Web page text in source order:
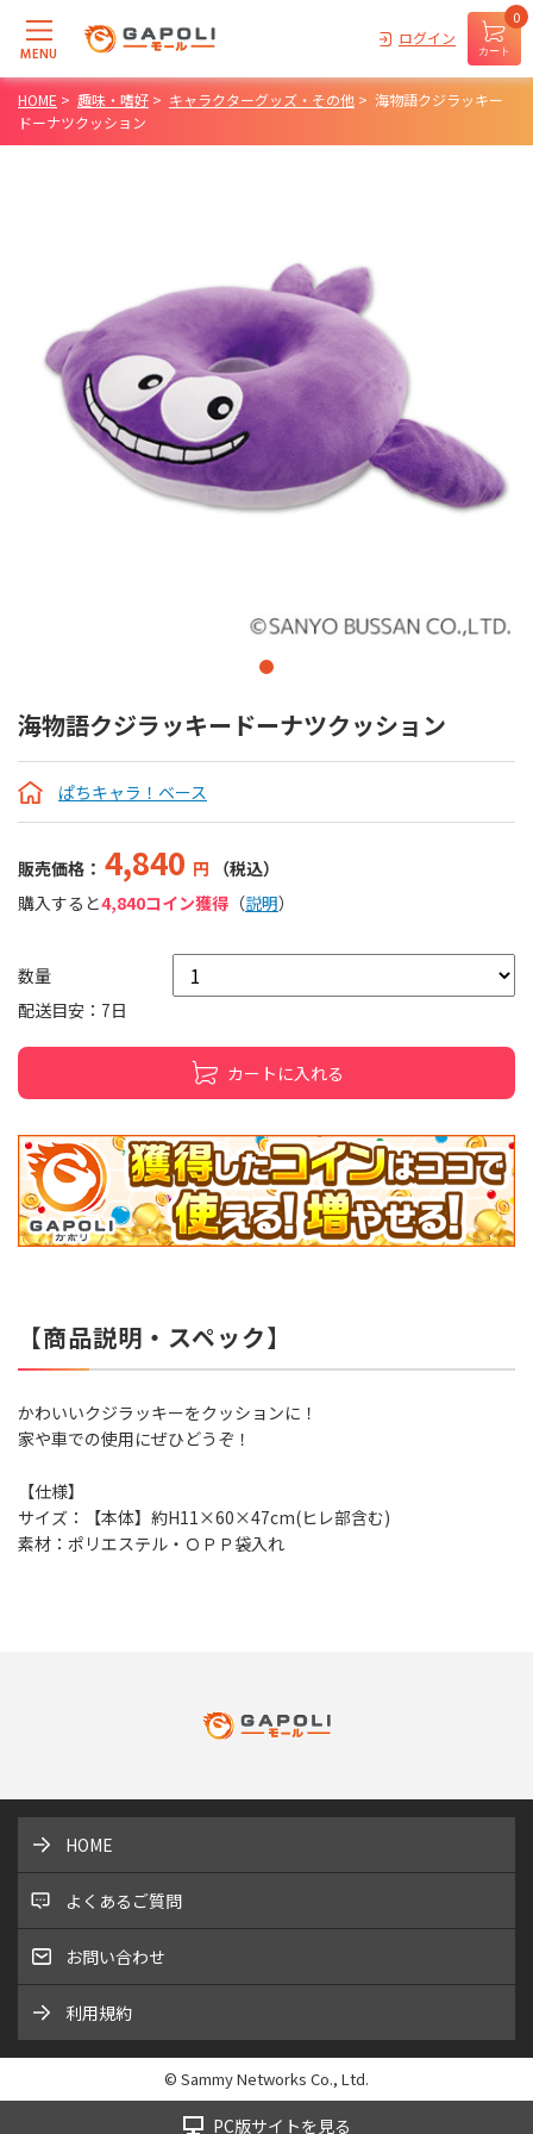
MENU
ログイン
カート
0
HOME > 趣味・嗜好 > キャラクターグッズ・その他 > 海物語クジラッキー
ドーナツクッション
海物語クジラッキードーナツクッション
ぱちキャラ！ベース
販売価格： 4,840 円
（税込）
購入すると4,840コイン獲得 （説明）
数量
配送目安：7日
カートに入れる
【商品説明・スペック】
かわいいクジラッキーをクッションに！
家や車での使用にぜひどうぞ！
【仕様】
サイズ：【本体】約H11×60×47cm(ヒレ部含む)
素材：ポリエステル・ＯＰＰ袋入れ
HOME
よくあるご質問
お問い合わせ
利用規約
© Sammy Networks Co., Ltd.
PC版サイトを見る